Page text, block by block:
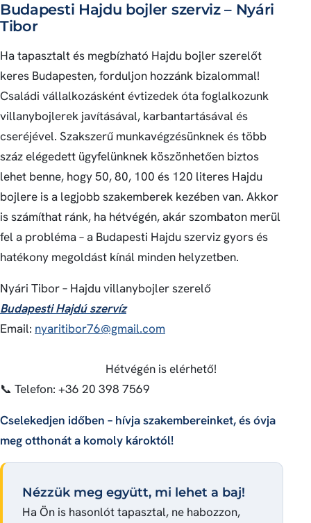
Budapesti Hajdu bojler szerviz – Nyári
Tibor
Ha tapasztalt és megbízható Hajdu bojler szerelőt
keres Budapesten, forduljon hozzánk bizalommal!
Családi vállalkozásként évtizedek óta foglalkozunk
villanybojlerek javításával, karbantartásával és
cseréjével. Szakszerű munkavégzésünknek és több
száz elégedett ügyfelünknek köszönhetően biztos
lehet benne, hogy 50, 80, 100 és 120 literes Hajdu
bojlere is a legjobb szakemberek kezében van. Akkor
is számíthat ránk, ha hétvégén, akár szombaton merül
fel a probléma – a Budapesti Hajdu szerviz gyors és
hatékony megoldást kínál minden helyzetben.
Nyári Tibor – Hajdu villanybojler szerelő
Budapesti Hajdú szervíz
Email: nyaritibor76@gmail.com
Hétvégén is elérhető!
📞 Telefon: +36 20 398 7569
Cselekedjen időben – hívja szakembereinket, és óvja
meg otthonát a komoly károktól!
Nézzük meg együtt, mi lehet a baj!
Ha Ön is hasonlót tapasztal, ne habozzon,